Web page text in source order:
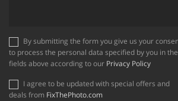
to process the personal data specified by you in the
fields above according to our Privacy Policy
deals from FixThePhoto.com